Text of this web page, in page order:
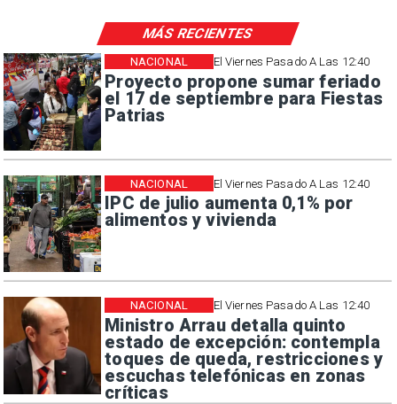
El Viernes Pasado A Las 12:40
Proyecto propone sumar feriado
el 17 de septiembre para Fiestas
Patrias
NACIONAL
El Viernes Pasado A Las 12:40
IPC de julio aumenta 0,1% por
alimentos y vivienda
NACIONAL
El Viernes Pasado A Las 12:40
Ministro Arrau detalla quinto
estado de excepción: contempla
toques de queda, restricciones y
escuchas telefónicas en zonas
críticas
NACIONAL
MÁS RECIENTES